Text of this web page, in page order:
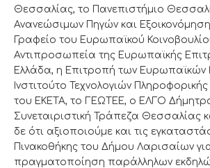
Θεσσαλίας, το Πανεπιστήμιο
Ανανεώσιμων Πηγών και
Γραφείο του Ευρωπαϊκού
Αντιπροσωπεία της Ευρωπαϊκής
Ελλάδα, η Επιτροπή των Ευρωπαϊκών
Ινστιτούτο Τεχνολογιών
του ΕΚΕΤΑ, το ΓΕΩΤΕΕ, ο ΕΛΓΟ
Συνεταιριστική Τράπεζα Θεσσαλίας
δε ότι αξιοποιούμε και τις
Πινακοθήκης του Δήμου Λαρισαίων
πραγματοποίηση παράλληλων